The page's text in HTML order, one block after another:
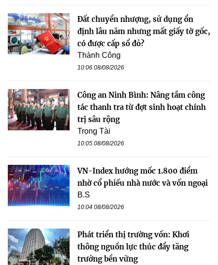
Đất chuyển nhượng, sử dụng ổn
định lâu năm nhưng mất giấy tờ gốc,
có được cấp sổ đỏ?
Thành Công
10:06 08/08/2026
Công an Ninh Bình: Nâng tầm công
tác thanh tra từ đợt sinh hoạt chính
trị sâu rộng
Trọng Tài
10:05 08/08/2026
VN-Index hướng mốc 1.800 điểm
nhờ cổ phiếu nhà nước và vốn ngoại
B.S
10:04 08/08/2026
Phát triển thị trường vốn: Khơi
thông nguồn lực thúc đẩy tăng
trưởng bền vững